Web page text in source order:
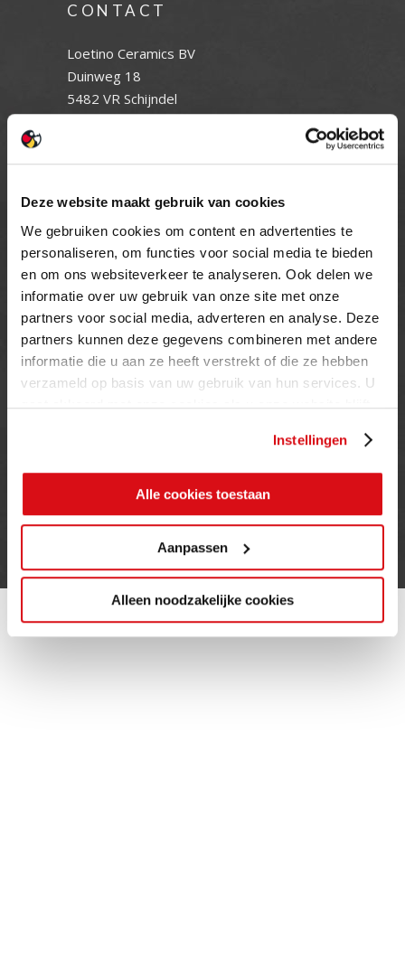
Deze website maakt gebruik van cookies
We gebruiken cookies om content en advertenties te
personaliseren, om functies voor social media te bieden
en om ons websiteverkeer te analyseren. Ook delen we
informatie over uw gebruik van onze site met onze
partners voor social media, adverteren en analyse. Deze
partners kunnen deze gegevens combineren met andere
informatie die u aan ze heeft verstrekt of die ze hebben
verzameld op basis van uw gebruik van hun services. U
gaat akkoord met onze cookies als u onze website blijft
Instellingen
Alle cookies toestaan
Aanpassen
Alleen noodzakelijke cookies
CONTACT
Loetino Ceramics BV
Duinweg 18
5482 VR Schijndel
OPENINGSTIJDEN
MAANDAG T/M VRIJDAG
08.00 TOT 17.00 UUR
ZATERDAG (enkel showroom)
09.00 TOT 12.00 UUR
ZONDAG
Privacy verklaring
Cookie beleid